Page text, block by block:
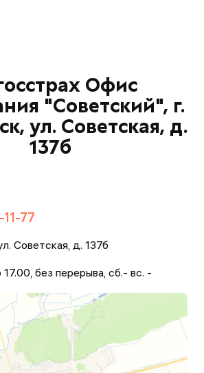
Офис
"Советский", г.
ул. Советская, д.
137б
77
Советская, д. 137б
без перерыва, сб.- вс. -